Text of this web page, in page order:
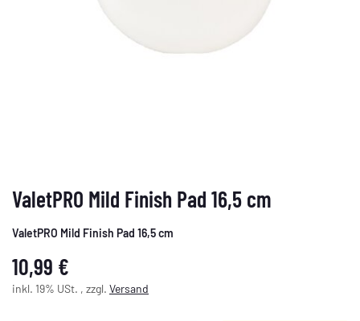
ValetPRO Mild Finish Pad 16,5 cm
ValetPRO Mild Finish Pad 16,5 cm
10,99 €
inkl. 19% USt. , zzgl. Versand